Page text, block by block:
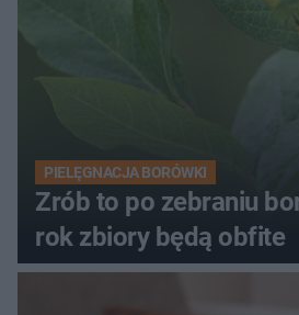
PIELĘGNACJA BORÓWKI
Zrób to po zebraniu
rok zbiory będą obfite